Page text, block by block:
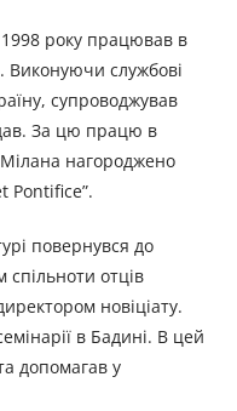
року працював в
Виконуючи службові
супроводжував
За цю працю в
нагороджено
Pontifice”.
повернувся до
отців
новіціату.
в Бадині. В цей
допомагав у